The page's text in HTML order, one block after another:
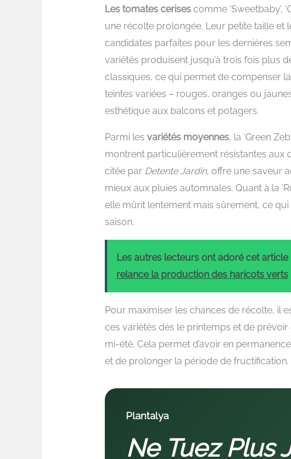
Les tomates cerisescomme ‘Sweetbaby’,
une récolte prolongée. Leur petite taille et
candidates parfaites pour les dernières
variétés produisent jusqu’à trois fois plus
classiques, ce qui permet de compenser
teintes variées – rouges, oranges ou
esthétique aux balcons et potagers.
Parmi les variétés moyennes, la ‘Green
montrent particulièrement résistantes aux
citée par Detente Jardin, offre une saveur
mieux aux pluies automnales. Quant à la
elle mûrit lentement mais sûrement, ce
saison.
Les autres lecteurs ont adoré cet article
relance la production des haricots verts
Pour maximiser les chances de récolte, il
ces variétés dès le printemps et de prévoir
mi-été. Cela permet d’avoir en
et de prolonger la période de fructification.
Plantalya
Ne Tuez Plus